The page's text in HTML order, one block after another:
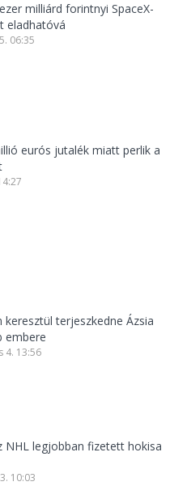
milliárd forintnyi SpaceX-
eladhatóvá
06:35
eurós jutalék miatt perlik a
keresztül terjeszkedne Ázsia
embere
4. 13:56
NHL legjobban fizetett hokisa
10:03